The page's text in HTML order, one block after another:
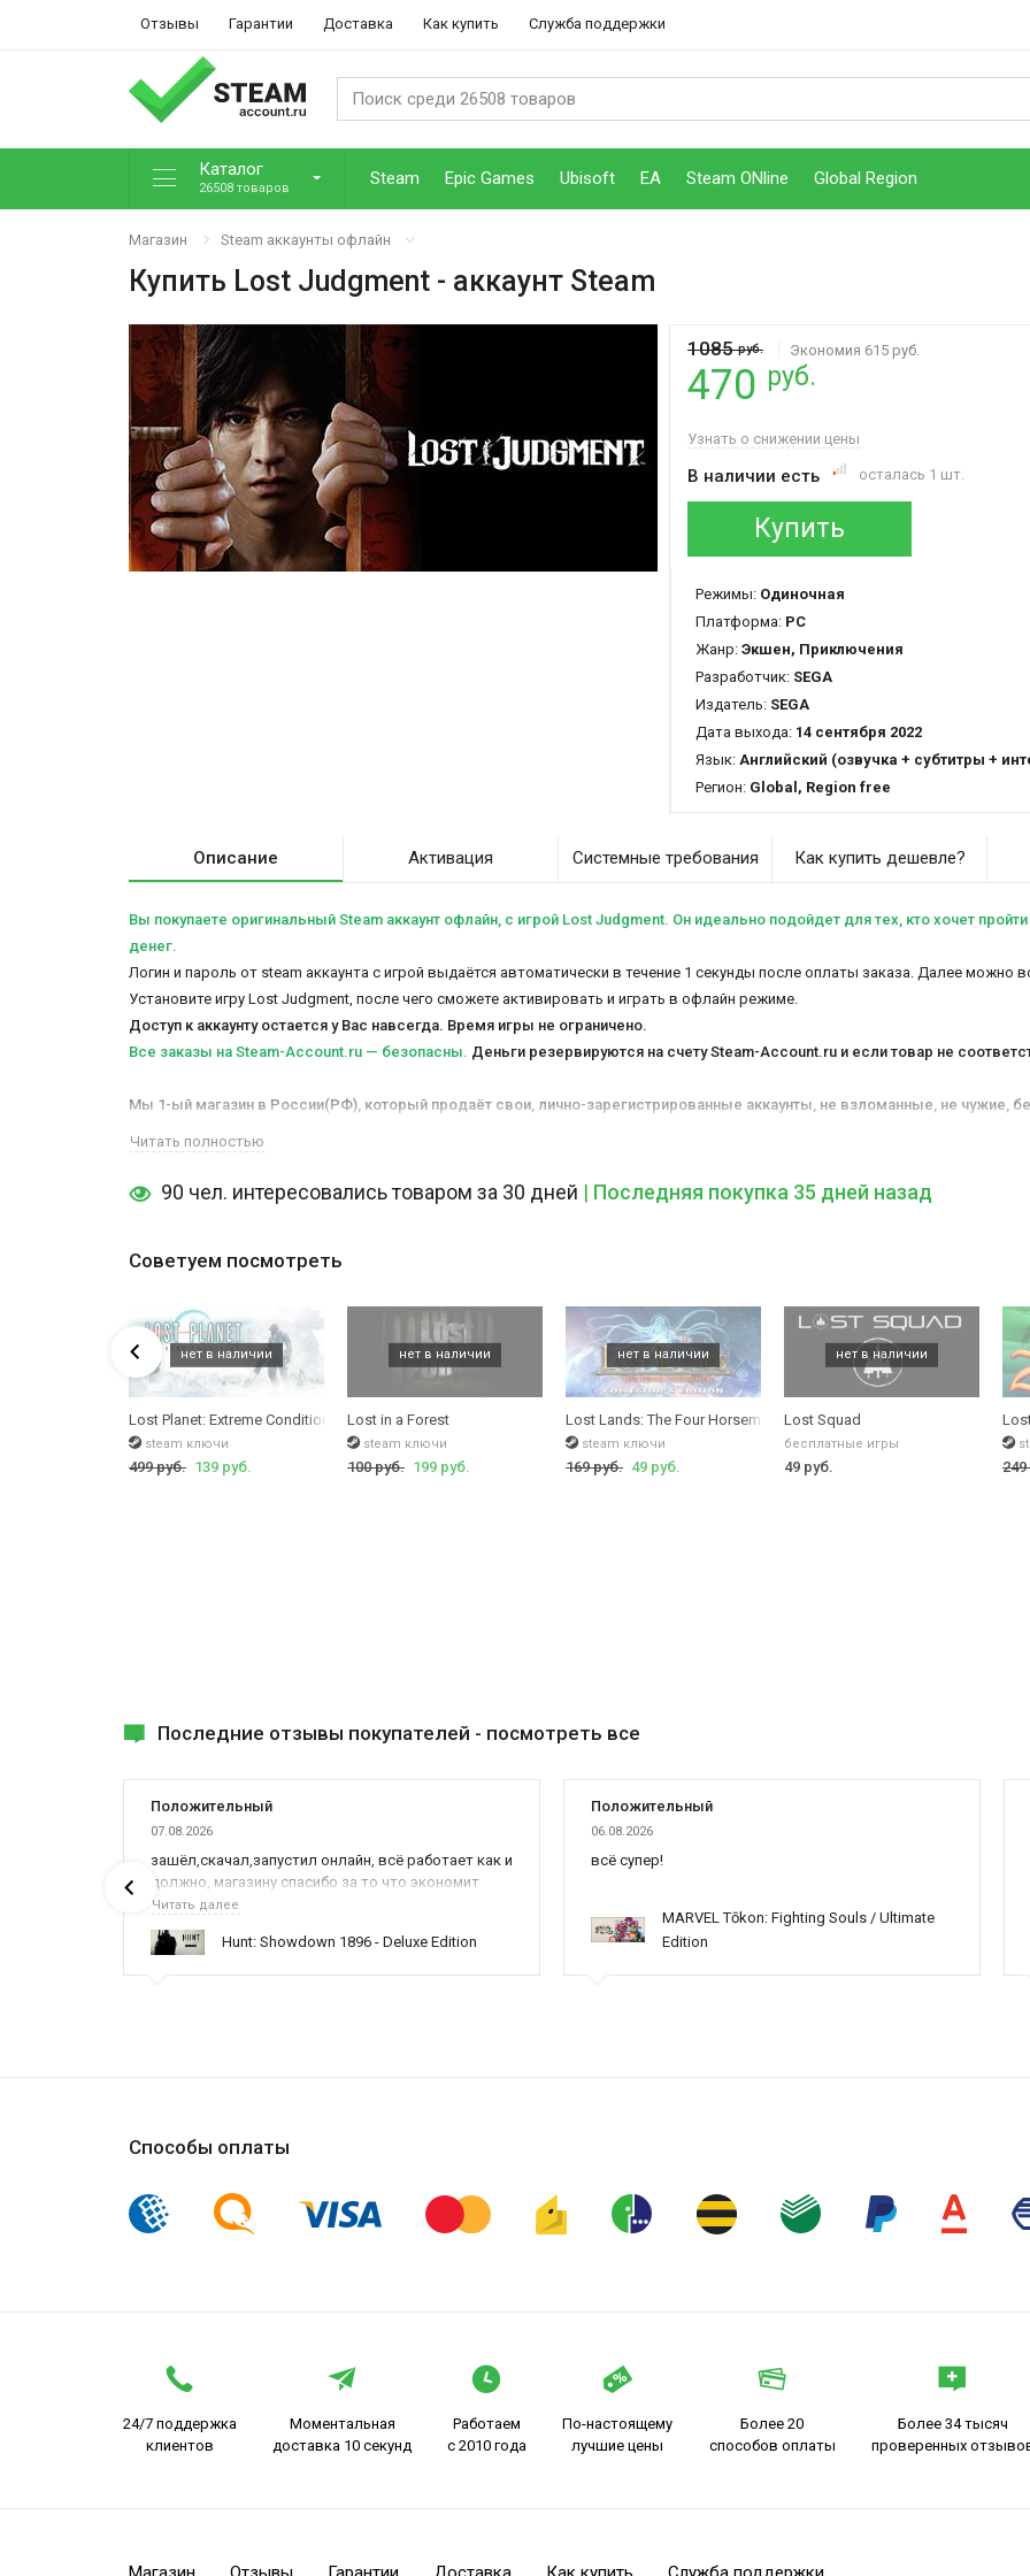
Отзывы Гарантии Доставка Как купить Служба поддержки
Каталог
26508 товаров Steam Epic Games Ubisoft EA Steam ONline Global Region
Магазин Steam аккаунты офлайн
Купить Lost Judgment - аккаунт Steam
1085руб. Экономия 615 руб.
470 руб.
Узнать о снижении цены
В наличии есть осталась 1 шт.
Купить
Режимы: Одиночная
Платформа: PC
Жанр: Экшен, Приключения
Разработчик: SEGA
Издатель: SEGA
Дата выхода: 14 сентября 2022
Язык: Английский (озвучка + субтитры +
Регион: Global, Region free
Описание Активация Системные требования Как купить дешевле?
Вы покупаете оригинальный Steam аккаунт офлайн, c игрой Lost Judgment. Он идеально подойдет для тех, кто хочет
денег.
Логин и пароль от steam аккаунта с игрой выдаётся автоматически в течение 1 секунды после оплаты заказа. Далее можно
Установите игру Lost Judgment, после чего сможете активировать и играть в офлайн режиме.
Доступ к аккаунту остается у Вас навсегда. Время игры не ограничено.
Все заказы на Steam-Account.ru — безопасны. Деньги резервируются на счету Steam-Account.ru и если товар не
Мы 1-ый магазин в России(РФ), который продаёт свои, лично-зарегистрированные аккаунты, не взломанные, не чужие,
маркетплейсов.Такой аккаунт у Вас никто не восстановит и не заберет себе прежний владец. Ваши сохранения в игре не
Это не временная активация игры и не временный аккаунт. Не нужно качать никаких не официальных активаторов и
магазине - 4 минуты.
Особенности пользования товаром и подробная инструкция со всеми возможными ответами на вопросы находятся во
Lost Judgmentдоступна для любой страны мира, в том числе дляРоссии и Беларуси
Читать полностью
90 чел. интересовались товаром за 30 дней | Последняя покупка 35 дней назад
Советуем посмотреть
Lost Planet: Extreme Condition
steam ключи
499 руб. 139 руб.
Lost in a Forest
steam ключи
100 руб. 199 руб.
Lost Lands: The Four Horsemen
steam ключи
169 руб. 49 руб.
Lost Squad
бесплатные игры
49 руб. 249
Последние отзывы покупателей - посмотреть все
Положительный
07.08.2026
зашёл,скачал,запустил онлайн, всё работает как и
должно, магазину спасибо за то что экономит
наше время,нервы и деньги, ребята вы красава
всех только вы и оказываете помощь
Читать далее
Hunt: Showdown 1896 - Deluxe Edition
Положительный
06.08.2026
всё супер!
MARVEL Tōkon: Fighting Souls / Ultimate
Edition
Способы оплаты
24/7 поддержка
клиентов
Моментальная
доставка 10 секунд
Работаем
с 2010 года
По-настоящему
лучшие цены
Более 20
способов оплаты
Более 34 тысяч
проверенных